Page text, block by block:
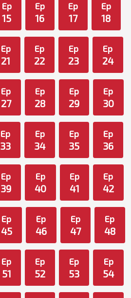
Ep
15
Ep
16
Ep
17
Ep
18
Ep
21
Ep
22
Ep
23
Ep
24
Ep
27
Ep
28
Ep
29
Ep
30
Ep
33
Ep
34
Ep
35
Ep
36
Ep
39
Ep
40
Ep
41
Ep
42
Ep
45
Ep
46
Ep
47
Ep
48
Ep
51
Ep
52
Ep
53
Ep
54